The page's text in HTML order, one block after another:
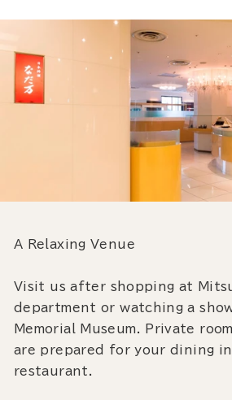
A Relaxing Venue
Visit us after shopping at
department or watching a
Memorial Museum. Private
are prepared for your dining
restaurant.